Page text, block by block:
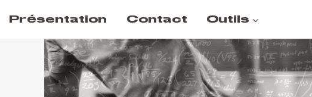
Présentation Contact Outils